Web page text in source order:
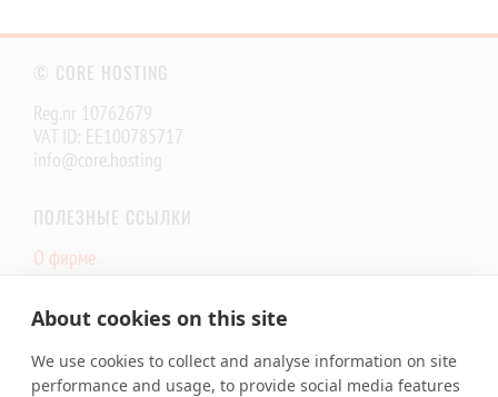
© CORE HOSTING
Reg.nr 10762679
VAT ID: EE100785717
info@core.hosting
ПОЛЕЗНЫЕ ССЫЛКИ
О фирме
Условия оказания услуг
Состояние инфраструктуры
Core.Hosting Looking Glass
УСЛУГИ
About cookies on this site
We use cookies to collect and analyse information on site
performance and usage, to provide social media features